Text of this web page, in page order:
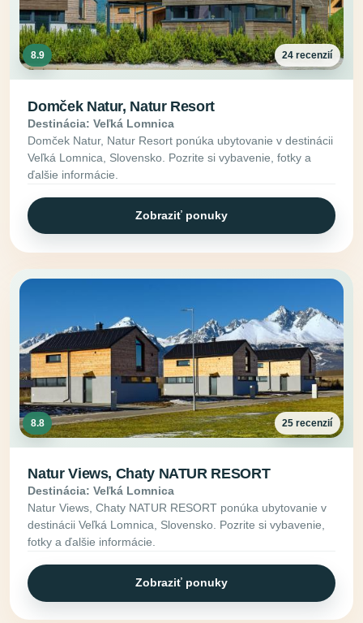
8.9 24 recenzií
Domček Natur, Natur Resort
Destinácia: Veľká Lomnica
Domček Natur, Natur Resort ponúka ubytovanie v destinácii
Veľká Lomnica, Slovensko. Pozrite si vybavenie, fotky a
ďalšie informácie.
Zobraziť ponuky
8.8 25 recenzií
Natur Views, Chaty NATUR RESORT
Destinácia: Veľká Lomnica
Natur Views, Chaty NATUR RESORT ponúka ubytovanie v
destinácii Veľká Lomnica, Slovensko. Pozrite si vybavenie,
fotky a ďalšie informácie.
Zobraziť ponuky